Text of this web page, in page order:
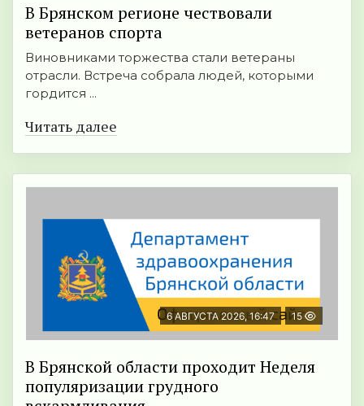
В Брянском регионе чествовали
ветеранов спорта
Виновниками торжества стали ветераны
отрасли. Встреча собрала людей, которыми
гордится ...
Читать далее
6 АВГУСТА 2026, 16:47 15
В Брянской области проходит Неделя
популяризации грудного